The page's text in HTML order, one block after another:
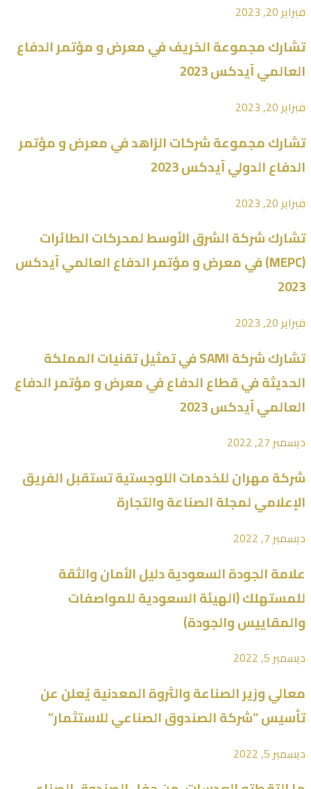
فبراير 20, 2023
تشارك مجموعة الخريف في معرض و مؤتمر الدفاع
العالمي آيدكس 2023
فبراير 20, 2023
تشارك مجموعة شركات الزاهد في معرض و مؤتمر
الدفاع الدولي آيدكس 2023
فبراير 20, 2023
تشارك شركة الشرق الأوسط لمحركات الطائرات
(MEPC) في معرض و مؤتمر الدفاع العالمي آيدكس
2023
فبراير 20, 2023
تشارك شركة SAMI في تمثيل تقنيات المملكة
الحديثة في قطاع الدفاع في معرض و مؤتمر الدفاع
العالمي آيدكس 2023
ديسمبر 27, 2022
شركة مهران للخدمات اللوجستية تستقبل الفريق
الإعلامي لمجلة الصناعة والتجارة
ديسمبر 7, 2022
علامة الجودة السعودية دليل الأمان والثقة
للمستهلك (الهيئة السعودية للمواصفات
والمقاييس والجودة)
ديسمبر 5, 2022
معالي وزير الصناعة والثروة المعدنية يُعلن عن
تأسيس “شركة الصندوق الصناعي للاستثمار”
ديسمبر 5, 2022